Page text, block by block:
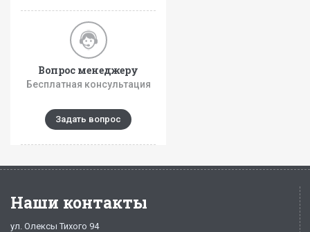
Вопрос менеджеру
Бесплатная консультация
Задать вопрос
Наши контакты
ул. Олексы Тихого 94